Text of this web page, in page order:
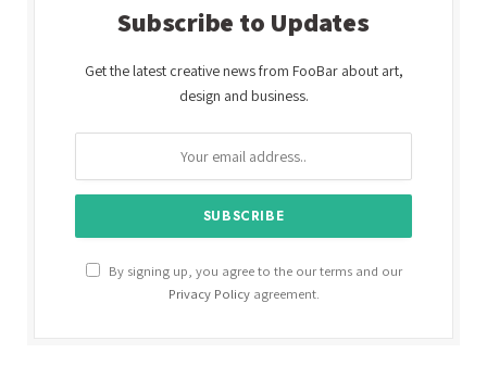
Subscribe to Updates
Get the latest creative news from FooBar about art,
design and business.
By signing up, you agree to the our terms and our
Privacy Policyagreement.